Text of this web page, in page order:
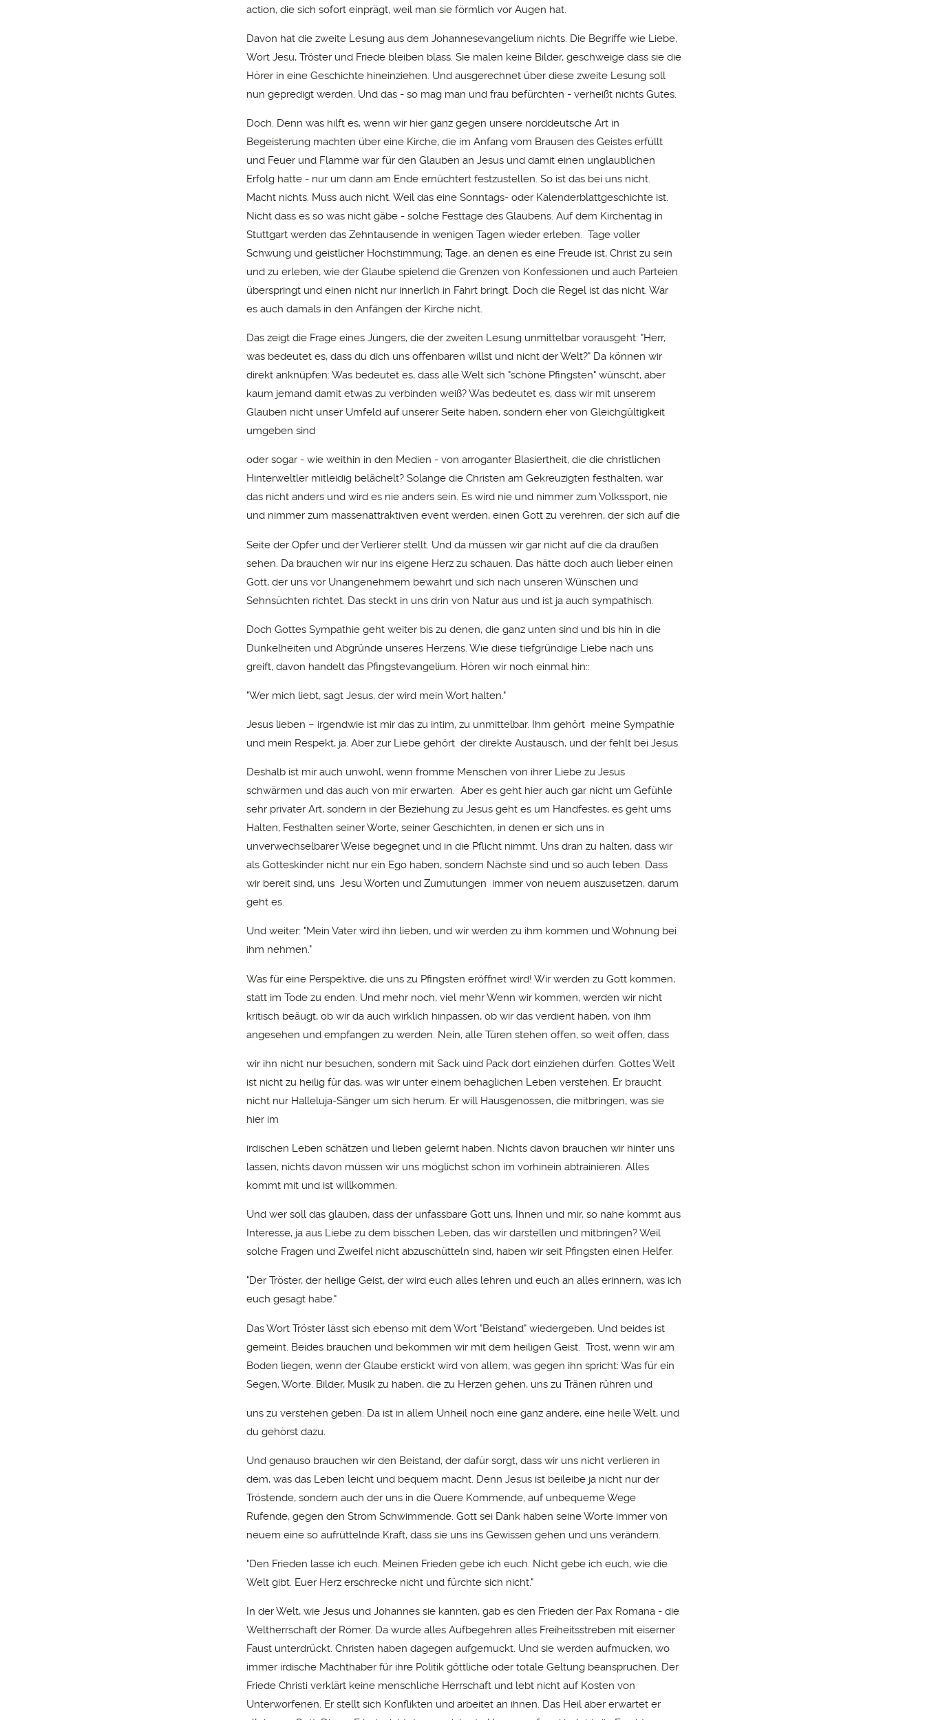
action, die sich sofort einprägt, weil man sie förmlich vor Augen hat.
Davon hat die zweite Lesung aus dem Johannesevangelium nichts. Die Begriffe wie Liebe,
Wort Jesu, Tröster und Friede bleiben blass. Sie malen keine Bilder, geschweige dass sie die
Hörer in eine Geschichte hineinziehen. Und ausgerechnet über diese zweite Lesung soll
nun gepredigt werden. Und das - so mag man und frau befürchten - verheißt nichts Gutes.
Doch. Denn was hilft es, wenn wir hier ganz gegen unsere norddeutsche Art in
Begeisterung machten über eine Kirche, die im Anfang vom Brausen des Geistes erfüllt
und Feuer und Flamme war für den Glauben an Jesus und damit einen unglaublichen
Erfolg hatte - nur um dann am Ende ernüchtert festzustellen. So ist das bei uns nicht.
Macht nichts. Muss auch nicht. Weil das eine Sonntags- oder Kalenderblattgeschichte ist.
Nicht dass es so was nicht gäbe - solche Festtage des Glaubens. Auf dem Kirchentag in
Stuttgart werden das Zehntausende in wenigen Tagen wieder erleben. Tage voller
Schwung und geistlicher Hochstimmung; Tage, an denen es eine Freude ist, Christ zu sein
und zu erleben, wie der Glaube spielend die Grenzen von Konfessionen und auch Parteien
überspringt und einen nicht nur innerlich in Fahrt bringt. Doch die Regel ist das nicht. War
es auch damals in den Anfängen der Kirche nicht.
Das zeigt die Frage eines Jüngers, die der zweiten Lesung unmittelbar vorausgeht: "Herr,
was bedeutet es, dass du dich uns offenbaren willst und nicht der Welt?" Da können wir
direkt anknüpfen: Was bedeutet es, dass alle Welt sich "schöne Pfingsten" wünscht, aber
kaum jemand damit etwas zu verbinden weiß? Was bedeutet es, dass wir mit unserem
Glauben nicht unser Umfeld auf unserer Seite haben, sondern eher von Gleichgültigkeit
umgeben sind
oder sogar - wie weithin in den Medien - von arroganter Blasiertheit, die die christlichen
Hinterweltler mitleidig belächelt? Solange die Christen am Gekreuzigten festhalten, war
das nicht anders und wird es nie anders sein. Es wird nie und nimmer zum Volkssport, nie
und nimmer zum massenattraktiven event werden, einen Gott zu verehren, der sich auf die
Seite der Opfer und der Verlierer stellt. Und da müssen wir gar nicht auf die da draußen
sehen. Da brauchen wir nur ins eigene Herz zu schauen. Das hätte doch auch lieber einen
Gott, der uns vor Unangenehmem bewahrt und sich nach unseren Wünschen und
Sehnsüchten richtet. Das steckt in uns drin von Natur aus und ist ja auch sympathisch.
Doch Gottes Sympathie geht weiter bis zu denen, die ganz unten sind und bis hin in die
Dunkelheiten und Abgründe unseres Herzens. Wie diese tiefgründige Liebe nach uns
greift, davon handelt das Pfingstevangelium. Hören wir noch einmal hin::
"Wer mich liebt, sagt Jesus, der wird mein Wort halten."
Jesus lieben – irgendwie ist mir das zu intim, zu unmittelbar. Ihm gehört meine Sympathie
und mein Respekt, ja. Aber zur Liebe gehört der direkte Austausch, und der fehlt bei Jesus.
Deshalb ist mir auch unwohl, wenn fromme Menschen von ihrer Liebe zu Jesus
schwärmen und das auch von mir erwarten. Aber es geht hier auch gar nicht um Gefühle
sehr privater Art, sondern in der Beziehung zu Jesus geht es um Handfestes, es geht ums
Halten, Festhalten seiner Worte, seiner Geschichten, in denen er sich uns in
unverwechselbarer Weise begegnet und in die Pflicht nimmt. Uns dran zu halten, dass wir
als Gotteskinder nicht nur ein Ego haben, sondern Nächste sind und so auch leben. Dass
wir bereit sind, uns Jesu Worten und Zumutungen immer von neuem auszusetzen, darum
geht es.
Und weiter: "Mein Vater wird ihn lieben, und wir werden zu ihm kommen und Wohnung bei
ihm nehmen."
Was für eine Perspektive, die uns zu Pfingsten eröffnet wird! Wir werden zu Gott kommen,
statt im Tode zu enden. Und mehr noch, viel mehr Wenn wir kommen, werden wir nicht
kritisch beäugt, ob wir da auch wirklich hinpassen, ob wir das verdient haben, von ihm
angesehen und empfangen zu werden. Nein, alle Türen stehen offen, so weit offen, dass
wir ihn nicht nur besuchen, sondern mit Sack uind Pack dort einziehen dürfen. Gottes Welt
ist nicht zu heilig für das, was wir unter einem behaglichen Leben verstehen. Er braucht
nicht nur Halleluja-Sänger um sich herum. Er will Hausgenossen, die mitbringen, was sie
hier im
irdischen Leben schätzen und lieben gelernt haben. Nichts davon brauchen wir hinter uns
lassen, nichts davon müssen wir uns möglichst schon im vorhinein abtrainieren. Alles
kommt mit und ist willkommen.
Und wer soll das glauben, dass der unfassbare Gott uns, Ihnen und mir, so nahe kommt aus
Interesse, ja aus Liebe zu dem bisschen Leben, das wir darstellen und mitbringen? Weil
solche Fragen und Zweifel nicht abzuschütteln sind, haben wir seit Pfingsten einen Helfer.
"Der Tröster, der heilige Geist, der wird euch alles lehren und euch an alles erinnern, was ich
euch gesagt habe."
Das Wort Tröster lässt sich ebenso mit dem Wort "Beistand" wiedergeben. Und beides ist
gemeint. Beides brauchen und bekommen wir mit dem heiligen Geist. Trost, wenn wir am
Boden liegen, wenn der Glaube erstickt wird von allem, was gegen ihn spricht: Was für ein
Segen, Worte. Bilder, Musik zu haben, die zu Herzen gehen, uns zu Tränen rühren und
uns zu verstehen geben: Da ist in allem Unheil noch eine ganz andere, eine heile Welt, und
du gehörst dazu.
Und genauso brauchen wir den Beistand, der dafür sorgt, dass wir uns nicht verlieren in
dem, was das Leben leicht und bequem macht. Denn Jesus ist beileibe ja nicht nur der
Tröstende, sondern auch der uns in die Quere Kommende, auf unbequeme Wege
Rufende, gegen den Strom Schwimmende. Gott sei Dank haben seine Worte immer von
neuem eine so aufrüttelnde Kraft, dass sie uns ins Gewissen gehen und uns verändern.
"Den Frieden lasse ich euch. Meinen Frieden gebe ich euch. Nicht gebe ich euch, wie die
Welt gibt. Euer Herz erschrecke nicht und fürchte sich nicht."
In der Welt, wie Jesus und Johannes sie kannten, gab es den Frieden der Pax Romana - die
Weltherrschaft der Römer. Da wurde alles Aufbegehren alles Freiheitsstreben mit eiserner
Faust unterdrückt. Christen haben dagegen aufgemuckt. Und sie werden aufmucken, wo
immer irdische Machthaber für ihre Politik göttliche oder totale Geltung beanspruchen. Der
Friede Christi verklärt keine menschliche Herrschaft und lebt nicht auf Kosten von
Unterworfenen. Er stellt sich Konflikten und arbeitet an ihnen. Das Heil aber erwartet er